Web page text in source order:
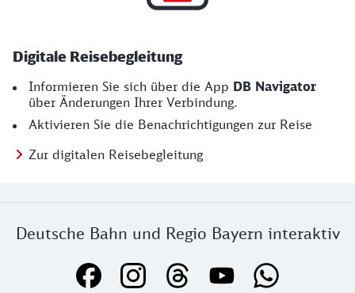
Digitale Reisebegleitung
Informieren Sie sich über die App DB Navigator
über Änderungen Ihrer Verbindung.
Aktivieren Sie die Benachrichtigungen zur Reise
Zur digitalen Reisebegleitung
Deutsche Bahn und Regio Bayern interaktiv